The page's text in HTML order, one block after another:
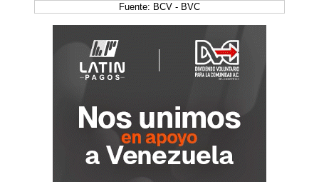
Fuente: BCV - BVC